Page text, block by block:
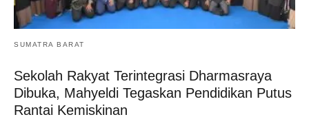
SUMATRA BARAT
Sekolah Rakyat Terintegrasi Dharmasraya
Dibuka, Mahyeldi Tegaskan Pendidikan Putus
Rantai Kemiskinan